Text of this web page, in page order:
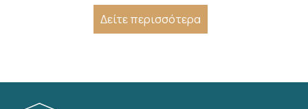
Δείτε περισσότερα